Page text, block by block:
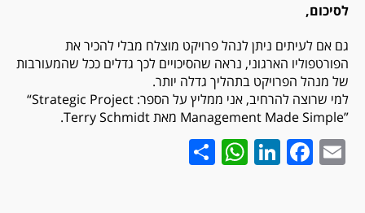
לסיכום,
גם אם לעיתים ניתן לנהל פרויקט מוצלח מבלי להכיר את
הפורטפוליו הארגוני, נראה שהסיכויים לכך גדלים ככל שהמעורבות
של מנהל הפרויקט בתהליך גדלה יותר.
למי שרוצה להרחיב, אני ממליץ על הספר: “Strategic Project
Management Made Simple” מאתTerry Schmidt
.
Email
Facebook
LinkedIn
WhatsApp